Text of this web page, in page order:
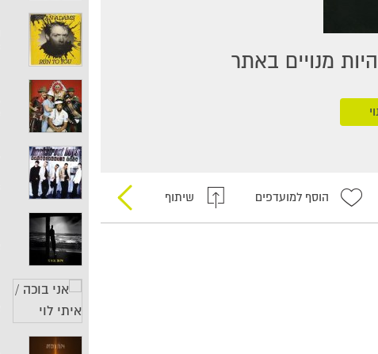
מנויים באתר
הוסף למועדפים שיתוף